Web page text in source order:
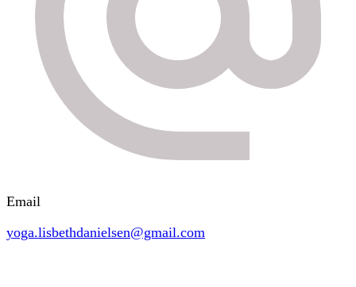
Email
yoga.lisbethdanielsen@gmail.com